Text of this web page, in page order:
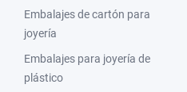
Embalajes de cartón para
joyería
Embalajes para joyería de
plástico